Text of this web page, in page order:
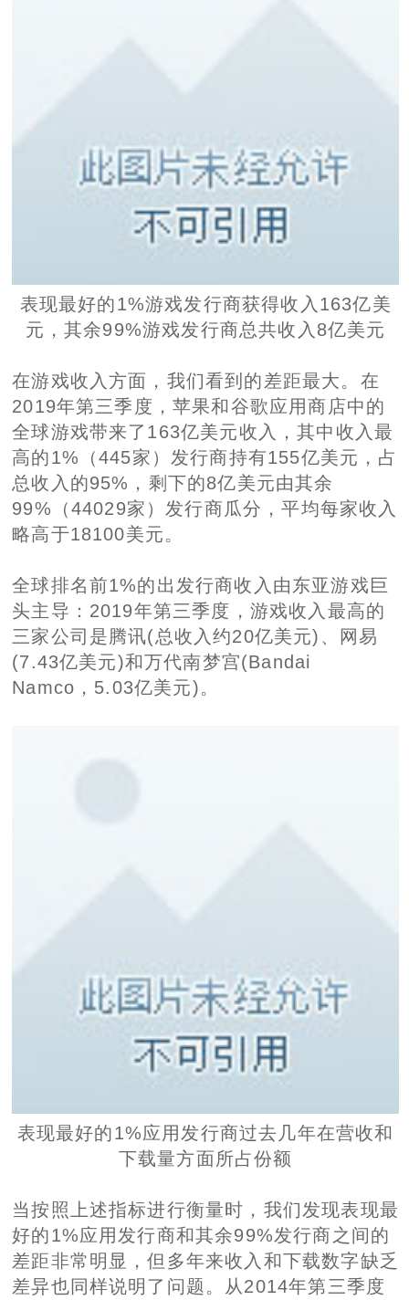
表现最好的1%游戏发行商获得收入163亿美
元，其余99%游戏发行商总共收入8亿美元
在游戏收入方面，我们看到的差距最大。在
2019年第三季度，苹果和谷歌应用商店中的
全球游戏带来了163亿美元收入，其中收入最
高的1%（445家）发行商持有155亿美元，占
总收入的95%，剩下的8亿美元由其余
99%（44029家）发行商瓜分，平均每家收入
略高于18100美元。
全球排名前1%的出发行商收入由东亚游戏巨
头主导：2019年第三季度，游戏收入最高的
三家公司是腾讯(总收入约20亿美元)、网易
(7.43亿美元)和万代南梦宫(Bandai
Namco，5.03亿美元)。
表现最好的1%应用发行商过去几年在营收和
下载量方面所占份额
当按照上述指标进行衡量时，我们发现表现最
好的1%应用发行商和其余99%发行商之间的
差距非常明显，但多年来收入和下载数字缺乏
差异也同样说明了问题。从2014年第三季度